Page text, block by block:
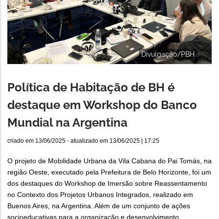
Divulgação/PBH
Política de Habitação de BH é
destaque em Workshop do Banco
Mundial na Argentina
criado em 13/06/2025 - atualizado em 13/06/2025 | 17:25
O projeto de Mobilidade Urbana da Vila Cabana do Pai Tomás, na
região Oeste, executado pela Prefeitura de Belo Horizonte, foi um
dos destaques do Workshop de Imersão sobre Reassentamento
no Contexto dos Projetos Urbanos Integrados, realizado em
Buenos Aires, na Argentina. Além de um conjunto de ações
socioeducativas para a organização e desenvolvimento